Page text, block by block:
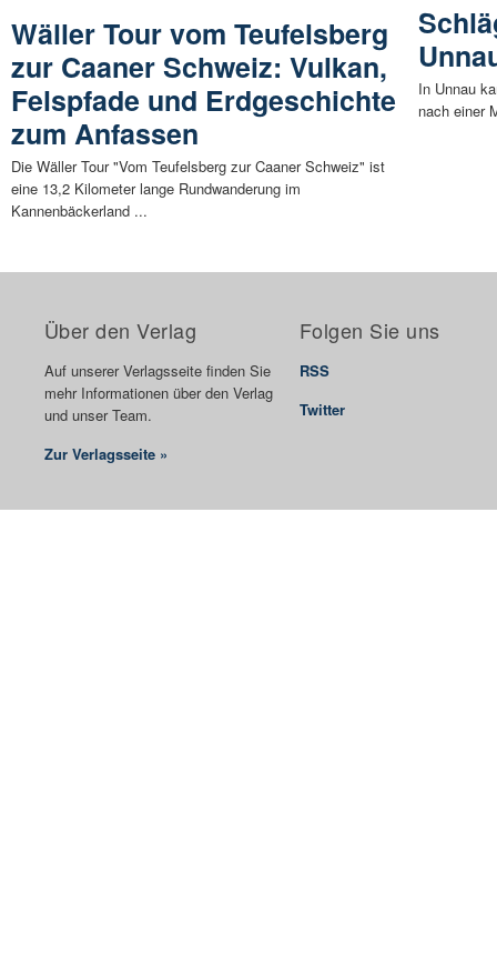
Wäller Tour vom Teufelsberg
zur Caaner Schweiz: Vulkan,
Felspfade und Erdgeschichte
zum Anfassen
Die Wäller Tour "Vom Teufelsberg zur Caaner Schweiz" ist
eine 13,2 Kilometer lange Rundwanderung im
Kannenbäckerland ...
In Unnau
nach einer
Über den Verlag
Auf unserer Verlagsseite finden Sie
mehr Informationen über den Verlag
und unser Team.
Zur Verlagsseite »
Folgen Sie uns
RSS
Twitter